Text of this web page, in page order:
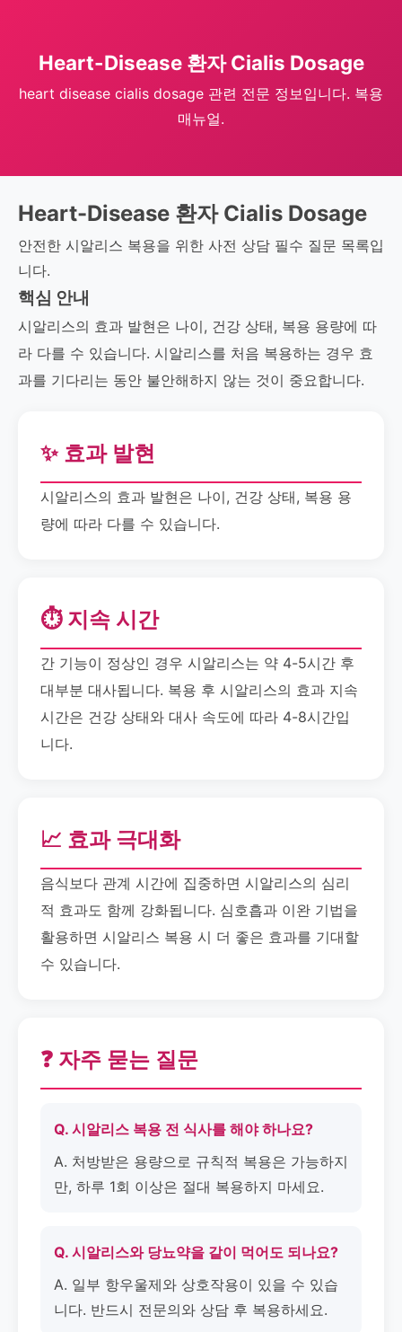
Heart-Disease 환자 Cialis Dosage
heart disease cialis dosage 관련 전문 정보입니다. 복용
매뉴얼.
Heart-Disease 환자 Cialis Dosage
안전한 시알리스 복용을 위한 사전 상담 필수 질문 목록입
니다.
핵심 안내
시알리스의 효과 발현은 나이, 건강 상태, 복용 용량에 따
라 다를 수 있습니다. 시알리스를 처음 복용하는 경우 효
과를 기다리는 동안 불안해하지 않는 것이 중요합니다.
✨ 효과 발현
시알리스의 효과 발현은 나이, 건강 상태, 복용 용
량에 따라 다를 수 있습니다.
⏱️ 지속 시간
간 기능이 정상인 경우 시알리스는 약 4-5시간 후
대부분 대사됩니다. 복용 후 시알리스의 효과 지속
시간은 건강 상태와 대사 속도에 따라 4-8시간입
니다.
📈 효과 극대화
음식보다 관계 시간에 집중하면 시알리스의 심리
적 효과도 함께 강화됩니다. 심호흡과 이완 기법을
활용하면 시알리스 복용 시 더 좋은 효과를 기대할
수 있습니다.
❓ 자주 묻는 질문
Q. 시알리스 복용 전 식사를 해야 하나요?
A. 처방받은 용량으로 규칙적 복용은 가능하지
만, 하루 1회 이상은 절대 복용하지 마세요.
Q. 시알리스와 당뇨약을 같이 먹어도 되나요?
A. 일부 항우울제와 상호작용이 있을 수 있습
니다. 반드시 전문의와 상담 후 복용하세요.